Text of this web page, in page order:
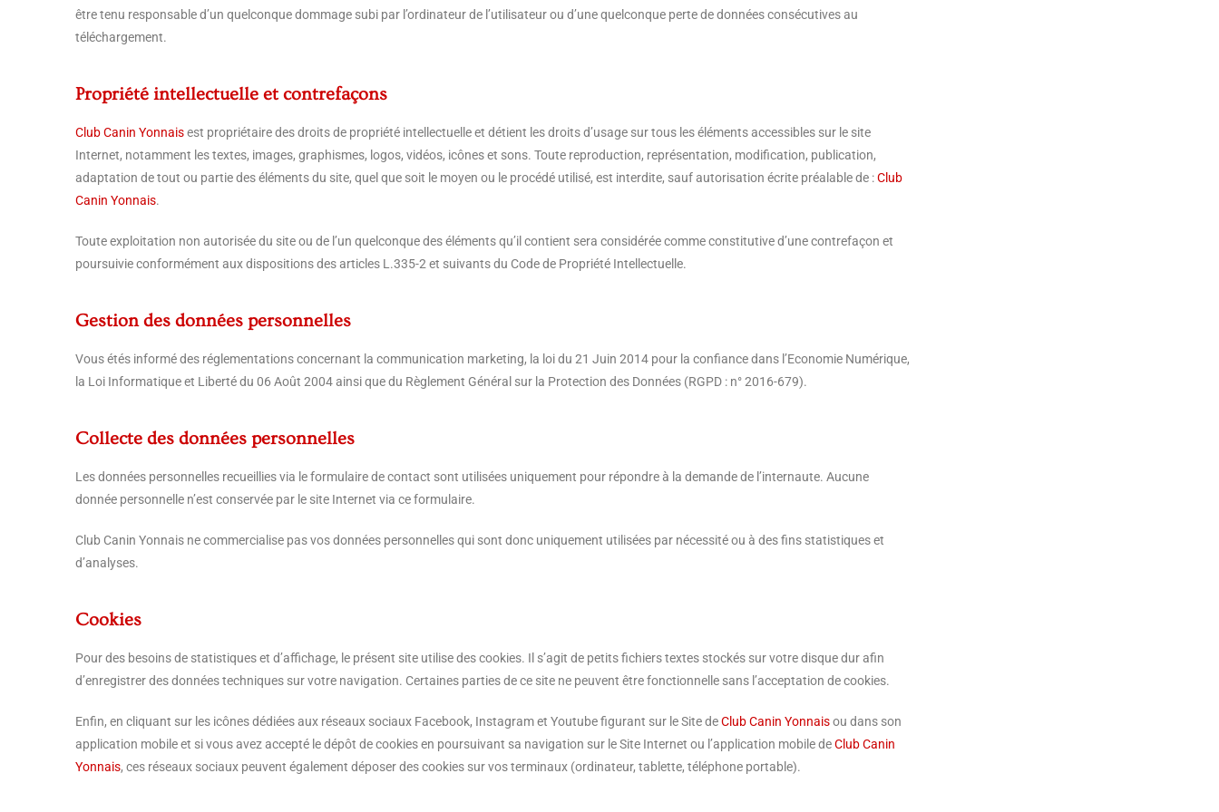
être tenu responsable d’un quelconque dommage subi par l’ordinateur de l’utilisateur ou d’une quelconque perte de données consécutives au
téléchargement.
Propriété intellectuelle et contrefaçons
Club Canin Yonnaisest propriétaire des droits de propriété intellectuelle et détient les droits d’usage sur tous les éléments accessibles sur le site
Internet, notamment les textes, images, graphismes, logos, vidéos, icônes et sons. Toute reproduction, représentation, modification, publication,
adaptation de tout ou partie des éléments du site, quel que soit le moyen ou le procédé utilisé, est interdite, sauf autorisation écrite préalable de :Club
Canin Yonnais.
Toute exploitation non autorisée du site ou de l’un quelconque des éléments qu’il contient sera considérée comme constitutive d’une contrefaçon et
poursuivie conformément aux dispositions des articles L.335-2 et suivants du Code de Propriété Intellectuelle.
Gestion des données personnelles
Vous étés informé des réglementations concernant la communication marketing, la loi du 21 Juin 2014 pour la confiance dans l’Economie Numérique,
la Loi Informatique et Liberté du 06 Août 2004 ainsi que du Règlement Général sur la Protection des Données (RGPD : n° 2016-679).
Collecte des données personnelles
Les données personnelles recueillies via le formulaire de contact sont utilisées uniquement pour répondre à la demande de l’internaute. Aucune
donnée personnelle n’est conservée par le site Internet via ce formulaire.
Club Canin Yonnais ne commercialise pas vos données personnelles qui sont donc uniquement utilisées par nécessité ou à des fins statistiques et
d’analyses.
Cookies
Pour des besoins de statistiques et d’affichage, le présent site utilise des cookies. Il s’agit de petits fichiers textes stockés sur votre disque dur afin
d’enregistrer des données techniques sur votre navigation. Certaines parties de ce site ne peuvent être fonctionnelle sans l’acceptation de cookies.
Enfin, en cliquant sur les icônes dédiées aux réseaux sociaux Facebook, Instagram et Youtube figurant sur le Site deClub Canin Yonnaisou dans son
application mobile et si vous avez accepté le dépôt de cookies en poursuivant sa navigation sur le Site Internet ou l’application mobile deClub Canin
Yonnais, ces réseaux sociaux peuvent également déposer des cookies sur vos terminaux (ordinateur, tablette, téléphone portable).